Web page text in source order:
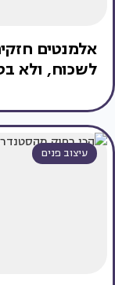
אלמנטים
לשכוח, ולא
עיצוב פנים